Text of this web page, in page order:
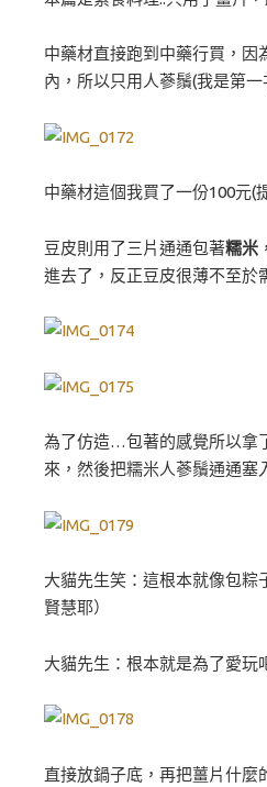
中藥材直接跑到中藥行買，因
內，所以只用人蔘鬚(我是第一
中藥材這個我買了一份100元(
豆皮則用了三片通通包著糯米
進去了，反正豆皮很薄不至於
為了仿造…包著的感覺所以拿
來，然後把糯米人蔘鬚通通塞
大貓先生笑：這根本就像包
賢慧耶）
大貓先生：根本就是為了愛玩
直接放鍋子底，再把薑片什麼